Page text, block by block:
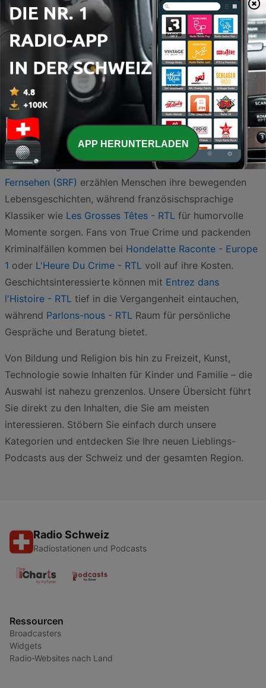
RatgeberEspresso - Schweizer Radio und Fernsehen
(SRF) unverzichtbar. Wer politische Analysen mit einer
klaren Kante sucht, sollte
Bern einfach. Das Wichtigste
zum Tag. - Markus Somm, Dominik Feusi
hören. Auch
philosophische und gesellschaftliche Diskussionen wie in
Lanz + Precht - ZDF, Markus Lanz & Richard David
Prechtgehören zu den Favoriten der Hörer in der
Schweiz und regen regelmässig zum Nachdenken an.
Die Unterhaltung kommt ebenfalls nicht zu kurz. In der
Talksendung
Persönlich - Schweizer Radio und
Fernsehen (SRF) erzählen Menschen ihre bewegenden
Lebensgeschichten, während französischsprachige
Klassiker wie Les Grosses Têtes - RTL für humorvolle
Momente sorgen. Fans von True Crime und packenden
Kriminalfällen kommen bei Hondelatte Raconte - Europe
1 oder L'Heure Du Crime - RTL voll auf ihre Kosten.
Geschichtsinteressierte können mit Entrez dans
l'Histoire - RTL tief in die Vergangenheit eintauchen,
während Parlons-nous - RTL Raum für persönliche
Gespräche und Beratung bietet.
Von Bildung und Religion bis hin zu Freizeit, Kunst,
Technologie sowie Inhalten für Kinder und Familie – die
Auswahl ist nahezu grenzenlos. Unsere Übersicht führt
Sie direkt zu den Inhalten, die Sie am meisten
interessieren. Stöbern Sie einfach durch unsere
Kategorien und entdecken Sie Ihre neuen Lieblings-
Podcasts aus der Schweiz und der gesamten Region.
Radio Schweiz
Radiostationen und Podcasts
Ressourcen
Broadcasters
Widgets
Radio-Websites nach Land
APP HERUNTERLADEN